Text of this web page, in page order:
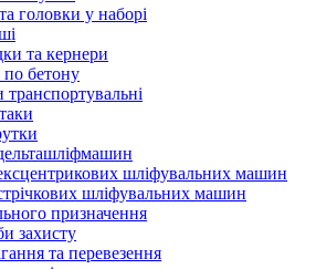
головки у наборі
та кернери
бетону
транспортувальні
шліфувальних машин
шліфувальних машин
призначення
захисту
та перевезення